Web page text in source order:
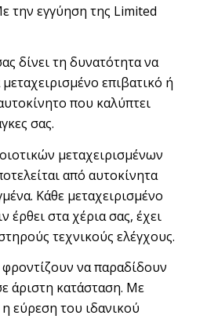
ε την εγγύηση της Limited
δίνει τη δυνατότητα να
επιβατικό ή
που καλύπτει
σας.
μεταχειρισμένων
από αυτοκίνητα
Κάθε μεταχειρισμένο
έρθει στα χέρια σας, έχει
τεχνικούς ελέγχους.
να παραδίδουν
άριστη κατάσταση. Με
η εύρεση του ιδανικού